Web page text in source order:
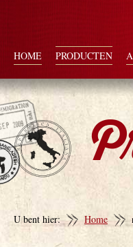
HOME PRODUCTEN
U bent hier: Home